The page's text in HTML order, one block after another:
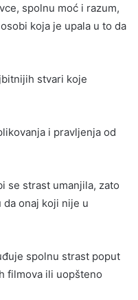
spolnu moć i razum,
koja je upala u to da
stvari koje
i pravljenja od
se strast umanjila, zato
onaj koji nije u
spolnu strast poput
filmova ili uopšteno